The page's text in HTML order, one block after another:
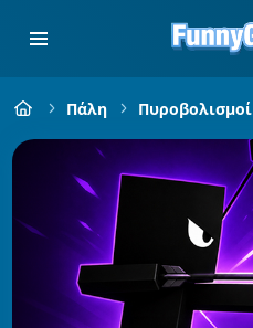
Πάλη Πυροβολισμοί